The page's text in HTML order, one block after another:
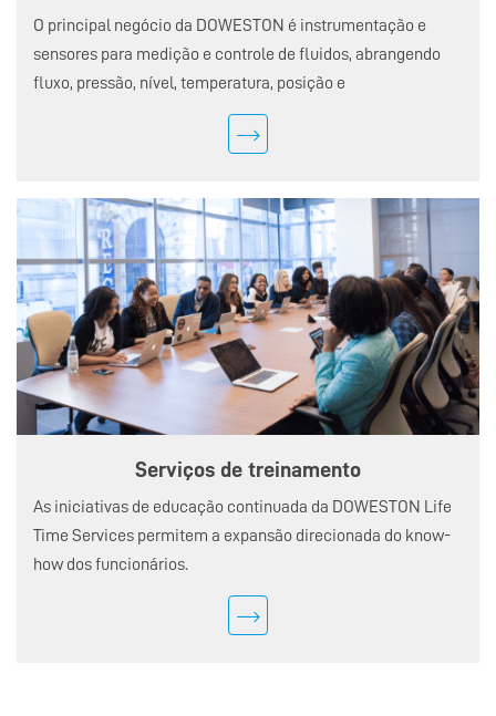
O principal negócio da DOWESTON é instrumentação e
sensores para medição e controle de fluidos, abrangendo
fluxo, pressão, nível, temperatura, posição e
Serviços de treinamento
As iniciativas de educação continuada da DOWESTON Life
Time Services permitem a expansão direcionada do know-
how dos funcionários.